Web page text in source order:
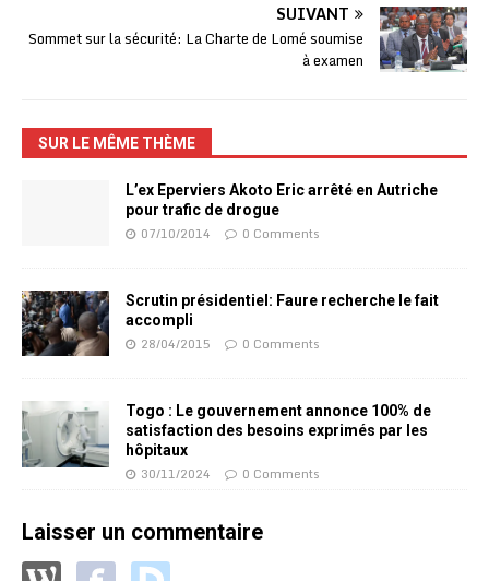
SUIVANT
Sommet sur la sécurité: La Charte de Lomé soumise
à examen
SUR LE MÊME THÈME
L’ex Eperviers Akoto Eric arrêté en Autriche
pour trafic de drogue
07/10/2014 0 Comments
Scrutin présidentiel: Faure recherche le fait
accompli
28/04/2015 0 Comments
Togo : Le gouvernement annonce 100% de
satisfaction des besoins exprimés par les
hôpitaux
30/11/2024 0 Comments
Laisser un commentaire